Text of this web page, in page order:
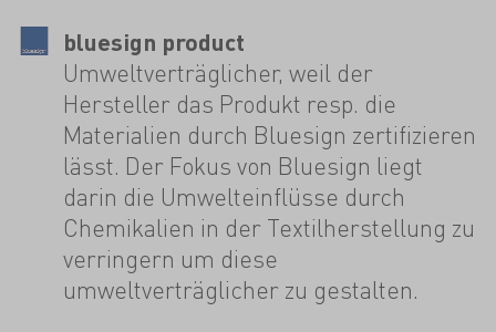
bluesign product
Umweltverträglicher, weil der
Hersteller das Produkt resp. die
Materialien durch Bluesign zertifizieren
lässt. Der Fokus von Bluesign liegt
darin die Umwelteinflüsse durch
Chemikalien in der Textilherstellung zu
verringern um diese
umweltverträglicher zu gestalten.